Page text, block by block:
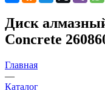
Диск
Concrete
Главная
—
Каталог